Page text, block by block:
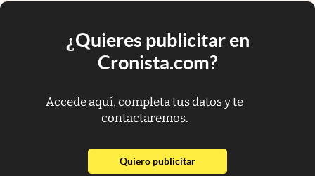
¿Quieres publicitar en
Cronista.com?
Accede aquí, completa tus datos y te
contactaremos.
Quiero publicitarabre en nueva pestaña